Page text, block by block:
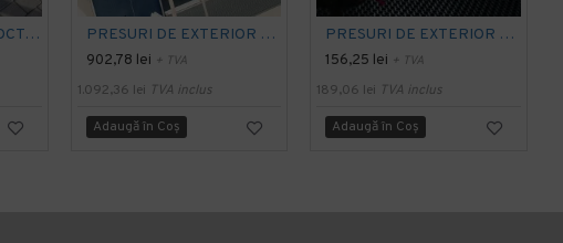
PRES DE EXTERIOR OCTO-O-FLEX, cu rampa perimetrala PRESURI DE EXTERIOR GRIPWALKER
902,78 lei + TVA
1.092,36 lei TVA inclus
Adaugă în Coş
PRESURI DE EXTERIOR OCTO-O-MAT
156,25 lei + TVA
189,06 lei TVA inclus
Adaugă în Coş